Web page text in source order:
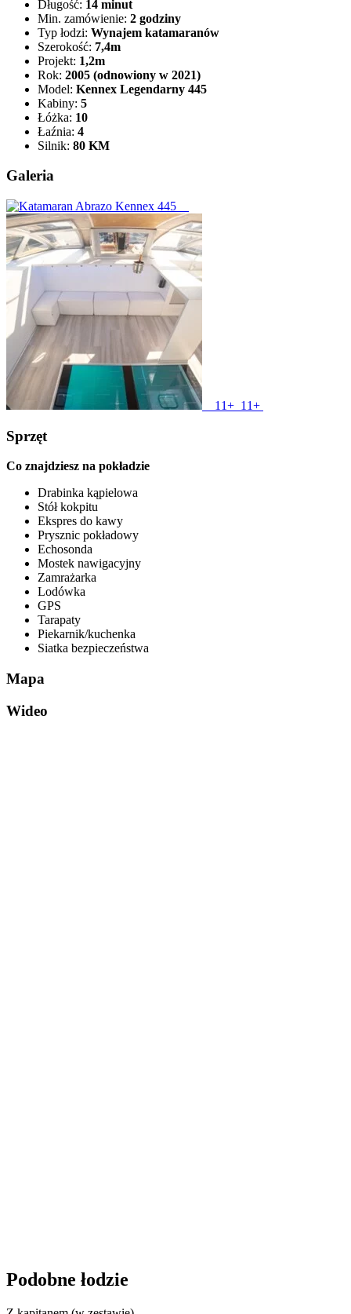
Długość: 14 minut
Min. zamówienie: 2 godziny
Typ łodzi: Wynajem katamaranów
Szerokość: 7,4m
Projekt: 1,2m
Rok: 2005 (odnowiony w 2021)
Model: Kennex Legendarny 445
Kabiny: 5
Łóżka: 10
Łaźnia: 4
Silnik: 80 KM
Galeria
11+ 11+
Sprzęt
Co znajdziesz na pokładzie
Drabinka kąpielowa
Stół kokpitu
Ekspres do kawy
Prysznic pokładowy
Echosonda
Mostek nawigacyjny
Zamrażarka
Lodówka
GPS
Tarapaty
Piekarnik/kuchenka
Siatka bezpieczeństwa
Mapa
Wideo
Podobne łodzie